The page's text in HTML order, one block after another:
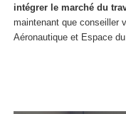
intégrer le marché du
maintenant que conseiller
Aéronautique et Espace